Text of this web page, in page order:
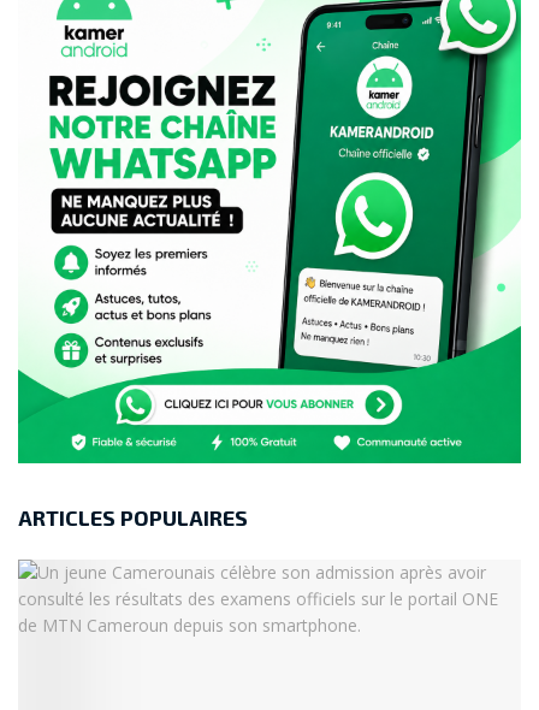
ARTICLES POPULAIRES